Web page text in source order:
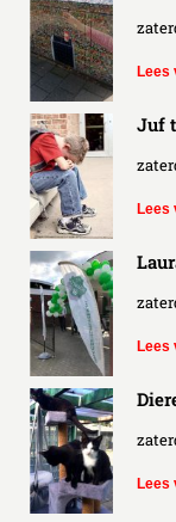
Lees
Juf
Lees
Lees
Lees